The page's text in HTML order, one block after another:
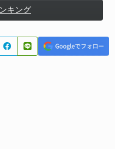
キング